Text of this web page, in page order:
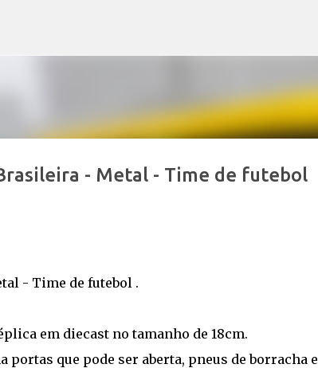
- Metal - Time de futebol
- Time de futebol .
em diecast no tamanho de 18cm.
portas que pode ser aberta, pneus de borracha e